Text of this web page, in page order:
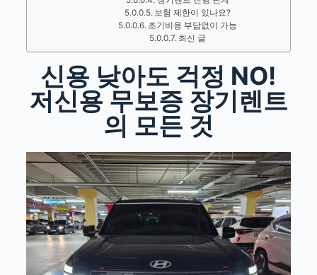
보험 제한이 있나요?
초기비용 부담없이 가능
최신 글
신용 낮아도 걱정 NO!
저신용 무보증 장기렌트
의 모든 것